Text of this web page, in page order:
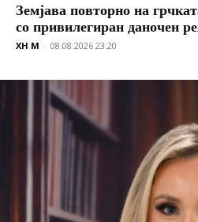
Земјава повторно на
со привилегиран даночен
XH M - 08.08.2026 23:20